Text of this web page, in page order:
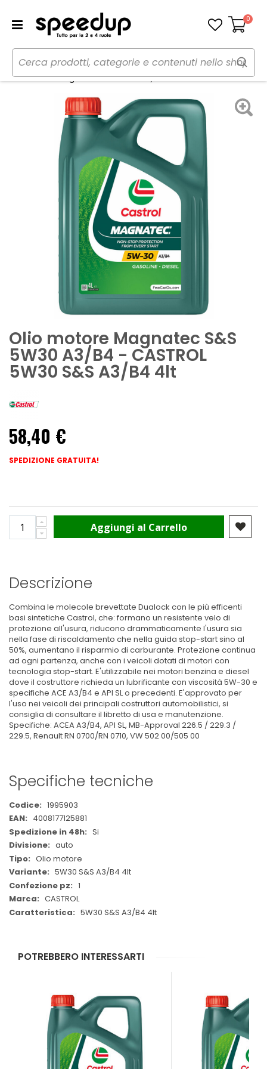
Carrello
0
Home Auto Manutenzione e ricambi auto
Olio
Olio motore Magnatec S&S 5W30 A3/B4 - CASTROL
Olio motore Magnatec S&S
5W30 A3/B4 - CASTROL
5W30 S&S A3/B4 4lt
58,40 €
SPEDIZIONE GRATUITA!
Aggiungi al Carrello
Descrizione
Combina le molecole brevettate Dualock con le più efficenti
basi sintetiche Castrol, che: formano un resistente velo di
protezione all'usura, riducono drammaticamente l'usura sia
nella fase di riscaldamento che nella guida stop-start sino al
50%, aumentano il risparmio di carburante. Protezione continua
ad ogni partenza, anche con i veicoli dotati di motori con
tecnologia stop-start. E'utilizzabile nei motori benzina e diesel
dove il costruttore richieda un lubrificante con viscosità 5W-30 e
specifiche ACE A3/B4 e API SL o precedenti. E'approvato per
l'uso nei veicoli dei principali costruttori automobilistici, si
consiglia di consultare il libretto di usa e manutenzione.
Specifiche: ACEA A3/B4, API SL, MB-Approval 226.5 / 229.3 /
229.5, Renault RN 0700/RN 0710, VW 502 00/505 00
Specifiche tecniche
Maggiori
Informazioni
1995903
4008177125881
Si
auto
Olio motore
5W30 S&S A3/B4 4lt
1
CASTROL
5W30 S&S A3/B4 4lt
POTREBBERO INTERESSARTI